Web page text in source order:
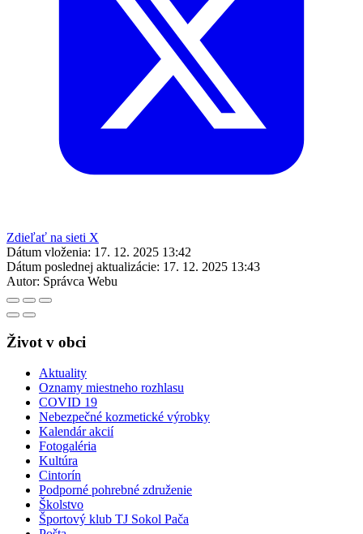
Zdieľať na sieti X
Dátum vloženia: 17. 12. 2025 13:42
Dátum poslednej aktualizácie: 17. 12. 2025 13:43
Autor: Správca Webu
Život v obci
Aktuality
Oznamy miestneho rozhlasu
COVID 19
Nebezpečné kozmetické výrobky
Kalendár akcií
Fotogaléria
Kultúra
Cintorín
Podporné pohrebné združenie
Školstvo
Športový klub TJ Sokol Pača